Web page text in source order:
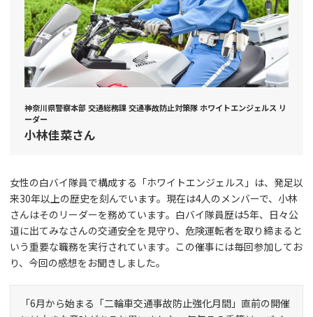
神奈川県警察本部 交通総務課 交通事故防止対策隊 ホワイトエンジェルス リ
ーダー
小林佳菜さん
女性の白バイ隊員で構成する「ホワイトエンジェルス」は、発足以
来30年以上の歴史を刻んでいます。現在は4人のメンバーで、小林
さんはそのリーダーを務めています。白バイ隊員歴は5年、日々公
道に出てみなさんの交通安全を見守り、危険運転者を取り締まると
いう重要な職務を実行されています。この催事には毎回参加してお
り、今回の感想をお聞きしました。
「6月から始まる「二輪車交通事故防止強化月間」直前の開催